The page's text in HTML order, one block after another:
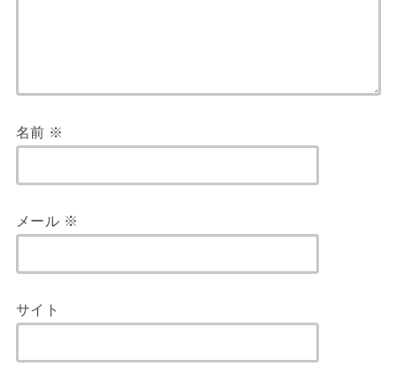
名前 ※
メール ※
サイト